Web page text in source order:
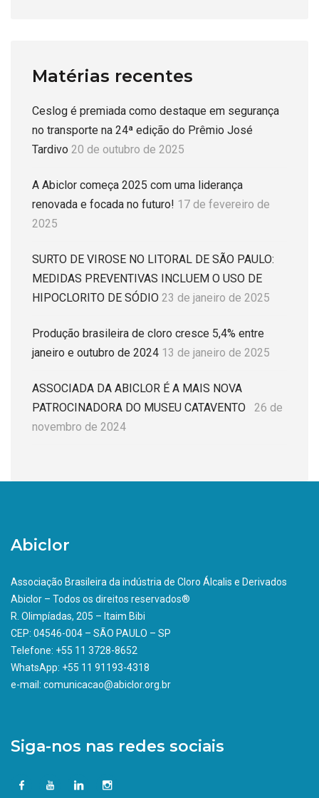
Matérias recentes
Ceslog é premiada como destaque em segurança
no transporte na 24ª edição do Prêmio José
Tardivo 20 de outubro de 2025
A Abiclor começa 2025 com uma liderança
renovada e focada no futuro! 17 de fevereiro de
2025
SURTO DE VIROSE NO LITORAL DE SÃO PAULO:
MEDIDAS PREVENTIVAS INCLUEM O USO DE
HIPOCLORITO DE SÓDIO 23 de janeiro de 2025
Produção brasileira de cloro cresce 5,4% entre
janeiro e outubro de 2024 13 de janeiro de 2025
ASSOCIADA DA ABICLOR É A MAIS NOVA
PATROCINADORA DO MUSEU CATAVENTO
26 de
novembro de 2024
Abiclor
Associação Brasileira da indústria de Cloro Álcalis e Derivados
Abiclor – Todos os direitos reservados®
R. Olimpíadas, 205 – Itaim Bibi
CEP: 04546-004 – SÃO PAULO – SP
Telefone: +55 11 3728-8652
WhatsApp: +55 11 91193-4318
e-mail: comunicacao@abiclor.org.br
Siga-nos nas redes sociais